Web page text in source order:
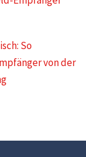
So
von der